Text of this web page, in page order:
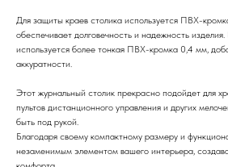
Для защиты краев столика используется ПВХ-
обеспечивает долговечность и надежность
используется более тонкая ПВХ-кромка 0,4 мм,
аккуратности.
Этот журнальный столик прекрасно подойдет для
пультов дистанционного управления и других
быть под рукой.
Благодаря своему компактному размеру и
незаменимым элементом вашего интерьера,